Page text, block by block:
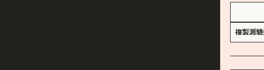
複製測